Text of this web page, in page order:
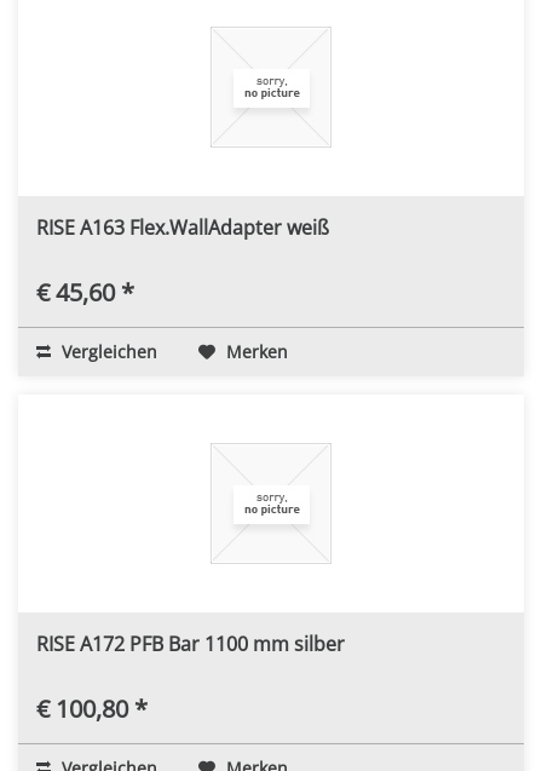
RISE A163 Flex.WallAdapter weiß
€ 45,60 *
Vergleichen Merken
RISE A172 PFB Bar 1100 mm silber
€ 100,80 *